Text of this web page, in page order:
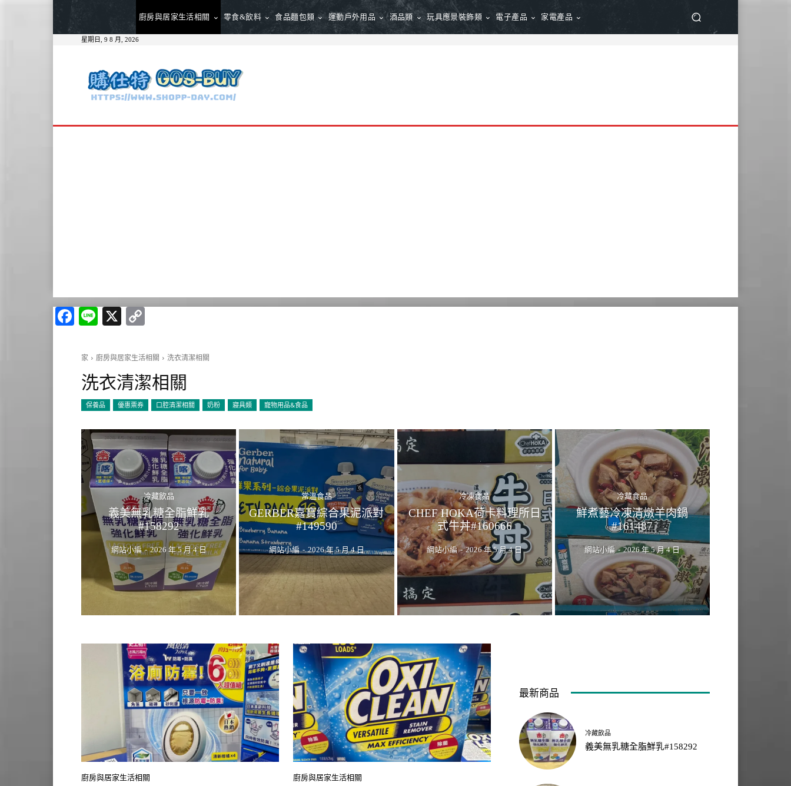
廚房與居家生活相關 零食&飲料 食品麵包類 運動戶外用品 酒品類 玩具應景裝飾類 電子產品 家電產品
星期日, 9 8 月, 2026
Facebook
Line
X
家 廚房與居家生活相關 洗衣清潔相關
洗衣清潔相關
保養品 優惠票券 口腔清潔相關 奶粉 寢具類 寵物用品&食品
冷藏飲品
義美無乳糖全脂鮮乳
#158292
網站小編 - 2026 年 5 月 4 日
常溫食品
GERBER嘉寶綜合果泥派對
#149590
網站小編 - 2026 年 5 月 4 日
冷凍食品
CHEF HOKA荷卡料理所日
式牛丼#160666
網站小編 - 2026 年 5 月 4 日
冷藏食品
鮮煮藝冷凍清燉羊肉鍋
#161487
網站小編 - 2026 年 5 月 4 日
廚房與居家生活相關 廚房與居家生活相關
最新商品
冷藏飲品
義美無乳糖全脂鮮乳#158292